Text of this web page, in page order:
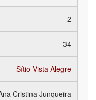
2
34
Sítio Vista Alegre
Cristina Junqueira